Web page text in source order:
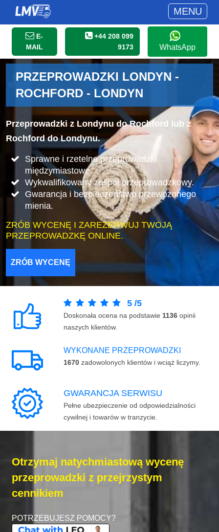
MENU
E-
MAIL
+44 208 099
9173
WhatsApp
PRZEPROWADZKI LONDYN -
ROCHFORD - LONDYN
Przeprowadzki z Londynu do Rochford lub z
Rochford do Londynu.
Sprawne i rzetelne przeprowadzki
międzymiastowe.
Wykwalifikowany zespół przeprowadzkowy.
Gwarancja i bezpieczeństwo przewożonego
mienia.
ZRÓB WYCENĘ I ZAREZERWUJ TWOJĄ
PRZEPROWADZKĘ ONLINE.
ZRÓB WYCENĘ
5 /5
Doskonała ocena na podstawie 1136 opinii
naszych klientów.
WYKONANE PRZEPROWADZKI
1670 zadowolonych klientów i wciąż liczymy.
GWARANCJA SERWISU
Pełne ubezpieczenie od odpowiedzialności
cywilnej i towarów w tranzycie.
Otrzymaj natychmiastową wycenę
przeprowadzki z przejrzystym
cennikiem
POTRZEBUJESZ POMOCY?